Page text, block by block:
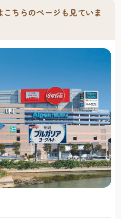
ちらのページも見ていま